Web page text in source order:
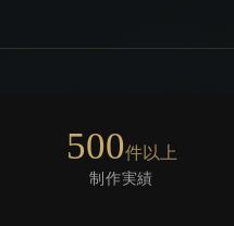
500件以上
制作実績